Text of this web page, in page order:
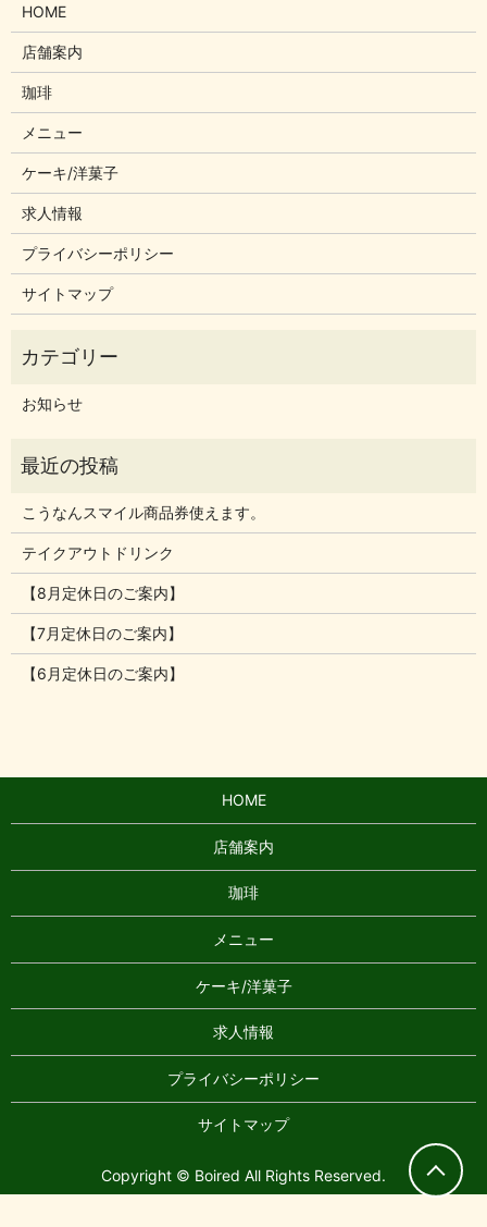
HOME
店舗案内
珈琲
メニュー
ケーキ/洋菓子
求人情報
プライバシーポリシー
サイトマップ
お知らせ
こうなんスマイル商品券使えます。
テイクアウトドリンク
【8月定休日のご案内】
【7月定休日のご案内】
【6月定休日のご案内】
HOME
店舗案内
珈琲
メニュー
ケーキ/洋菓子
求人情報
プライバシーポリシー
サイトマップ
Copyright © Boired All Rights Reserved.